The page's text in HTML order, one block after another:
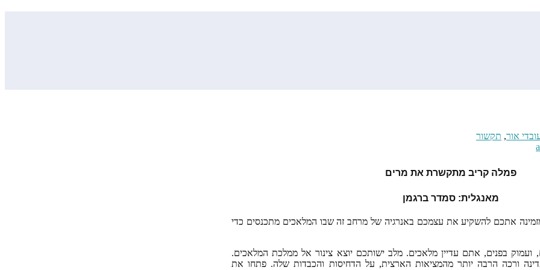
אור, תקשור
פמלה קריב מתקשרת את מרים
מאנגלית: סמדר ברגמן
אתכם להשקיע את עצמכם באנרגיה של מרחב זה שבו המלאכים מתכנסים כדי
בפנים, אתם עדיין מלאכים. מלב ישותכם יוצא צינור אל ממלכת המלאכים.
ורכה הרבה יותר מהמציאות הארצית, על הדחיסות והכבדות שלה. פתחו את